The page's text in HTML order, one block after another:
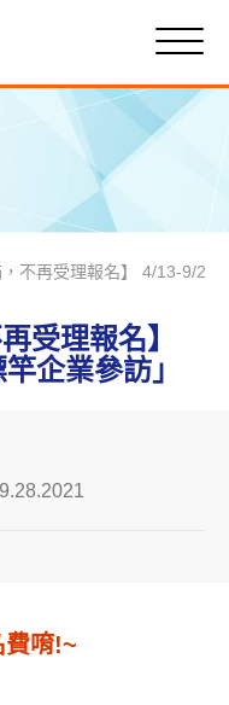
，不再受理報名】 4/13-9/28
受理報名】
企業參訪」
費唷!~